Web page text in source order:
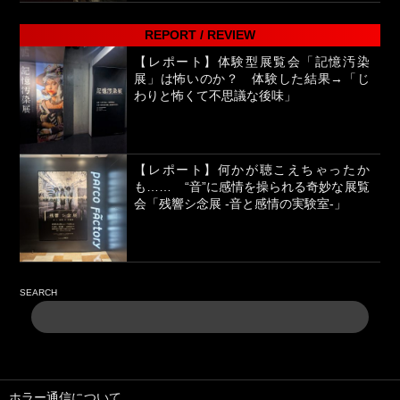
REPORT / REVIEW
【レポート】体験型展覧会「記憶汚染
展」は怖いのか？ 体験した結果→「じ
わりと怖くて不思議な後味」
【レポート】何かが聴こえちゃったか
も…… “音”に感情を操られる奇妙な展覧
会「残響シ念展 -⾳と感情の実験室-」
SEARCH
ホラー通信について